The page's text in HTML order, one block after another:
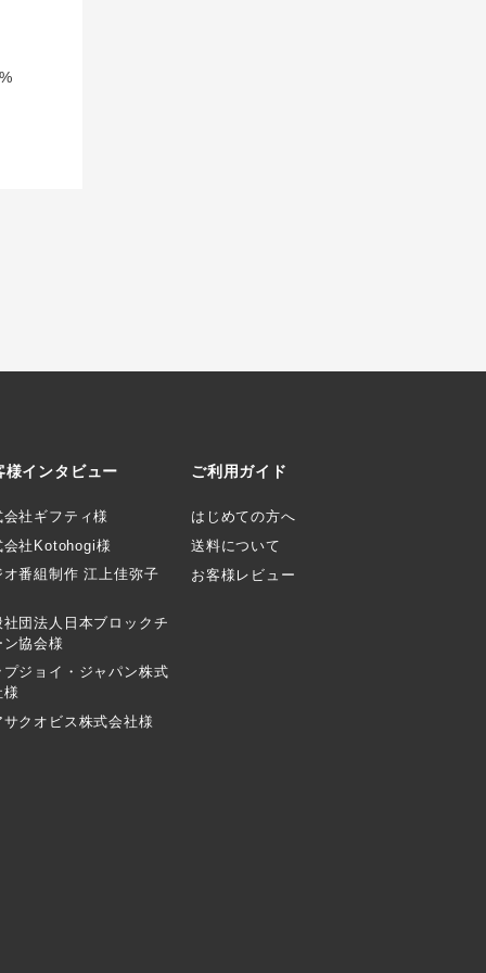
様インタビュー
会社ギフティ様
会社Kotohogi様
オ番組制作 江上佳弥子
社団法人日本ブロックチ
ン協会様
プジョイ・ジャパン株式
様
サクオビス株式会社様
ご利用ガイド
はじめての方へ
送料について
お客様レビュー